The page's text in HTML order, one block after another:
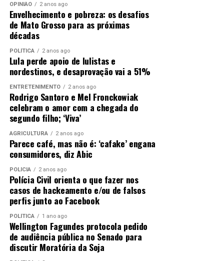
OPINIÃO 2 anos ago
Envelhecimento e pobreza: os desafios
de Mato Grosso para as próximas
décadas
POLÍTICA 2 anos ago
Lula perde apoio de lulistas e
nordestinos, e desaprovação vai a 51%
ENTRETENIMENTO 2 anos ago
Rodrigo Santoro e Mel Fronckowiak
celebram o amor com a chegada do
segundo filho; ‘Viva’
AGRICULTURA 2 anos ago
Parece café, mas não é: ‘cafake’ engana
consumidores, diz Abic
POLÍCIA 2 anos ago
Polícia Civil orienta o que fazer nos
casos de hackeamento e/ou de falsos
perfis junto ao Facebook
POLÍTICA 1 ano ago
Wellington Fagundes protocola pedido
de audiência pública no Senado para
discutir Moratória da Soja